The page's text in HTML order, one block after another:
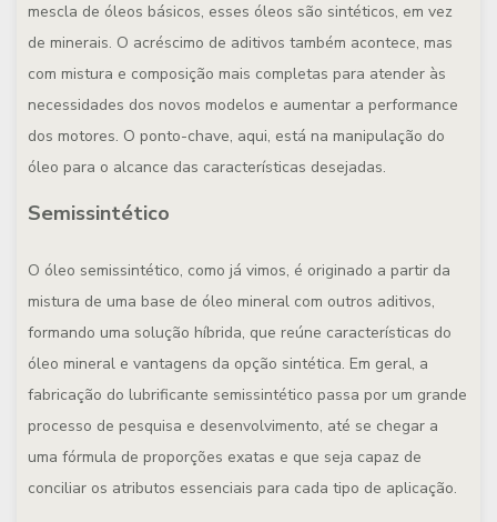
mescla de óleos básicos, esses óleos são sintéticos, em vez
de minerais. O acréscimo de aditivos também acontece, mas
com mistura e composição mais completas para atender às
necessidades dos novos modelos e aumentar a performance
dos motores. O ponto-chave, aqui, está na manipulação do
óleo para o alcance das características desejadas.
Semissintético
O óleo semissintético, como já vimos, é originado a partir da
mistura de uma base de óleo mineral com outros aditivos,
formando uma solução híbrida, que reúne características do
óleo mineral e vantagens da opção sintética. Em geral, a
fabricação do lubrificante semissintético passa por um grande
processo de pesquisa e desenvolvimento, até se chegar a
uma fórmula de proporções exatas e que seja capaz de
conciliar os atributos essenciais para cada tipo de aplicação.